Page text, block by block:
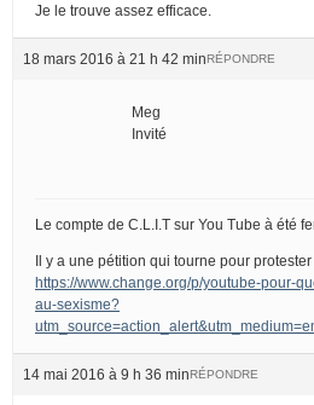
Je le trouve assez efficace.
18 mars 2016 à 21 h 42 minRÉPONDRE
Meg
Invité
Le compte de C.L.I.T sur You Tube à été
Il y a une pétition qui tourne pour
https://www.change.org/p/youtube-pour-
au-sexisme?
14 mai 2016 à 9 h 36 minRÉPONDRE